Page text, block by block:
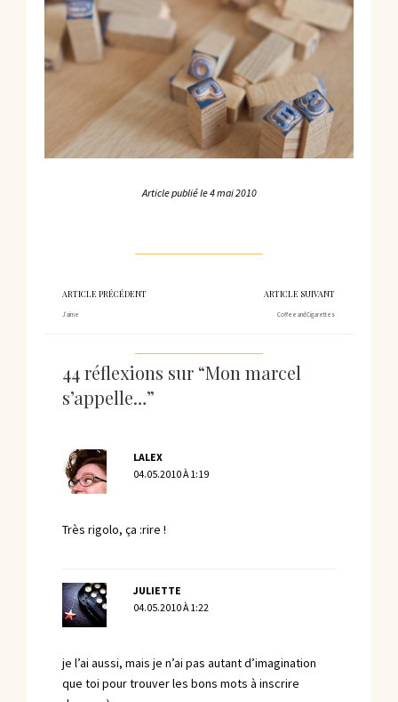
Article publié le4 mai 2010
ARTICLE PRÉCÉDENT
J’aime
ARTICLE SUIVANT
Coffee and Cigarettes
44 réflexions sur “Mon marcel
s’appelle…”
LALEX
04.05.2010 À 1:19
Très rigolo, ça :rire !
JULIETTE
04.05.2010 À 1:22
je l’ai aussi, mais je n’ai pas autant d’imagination
que toi pour trouver les bons mots à inscrire